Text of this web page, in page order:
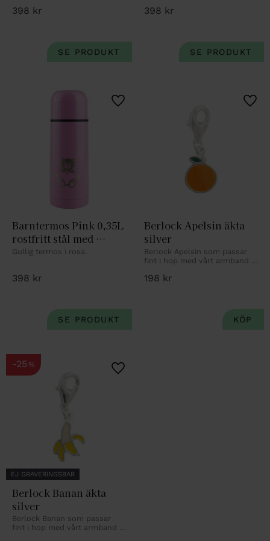
398 kr 398 kr
Barntermos Pink 0,35L
rostfritt stål med
nalledekor
Gullig termos i rosa.
398 kr
Lägg till i favoriter
Berlock Apelsin äkta
silver
Berlock Apelsin som passar
fint i hop med vårt armband
198 kr
EJ GRAVERINGSBAR
Berlock Banan äkta
silver
Berlock Banan som passar
fint i hop med vårt armband
25 %
Lägg till i favoriter